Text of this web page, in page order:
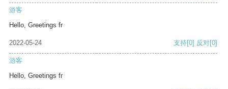
游客
Hello, Greetings fr
2022-05-24 支持[0] 反对[0]
游客
Hello, Greetings fr